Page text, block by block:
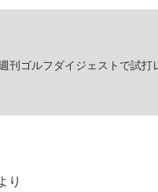
刊ゴルフダイジェストで試
り